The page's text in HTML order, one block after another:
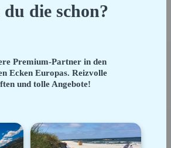
die schon?
Premium-Partner in den
Ecken Europas. Reizvolle
und tolle Angebote!